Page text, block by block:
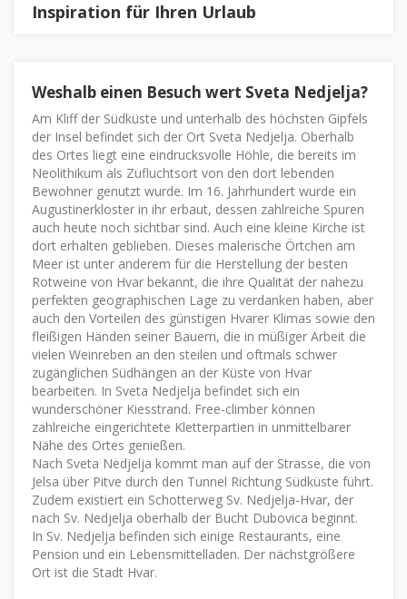
Inspiration für Ihren Urlaub
Weshalb einen Besuch wert Sveta Nedjelja?
Am Kliff der Südküste und unterhalb des höchsten Gipfels
der Insel befindet sich der Ort Sveta Nedjelja. Oberhalb
des Ortes liegt eine eindrucksvolle Höhle, die bereits im
Neolithikum als Zufluchtsort von den dort lebenden
Bewohner genutzt wurde. Im 16. Jahrhundert wurde ein
Augustinerkloster in ihr erbaut, dessen zahlreiche Spuren
auch heute noch sichtbar sind. Auch eine kleine Kirche ist
dort erhalten geblieben. Dieses malerische Örtchen am
Meer ist unter anderem für die Herstellung der besten
Rotweine von Hvar bekannt, die ihre Qualität der nahezu
perfekten geographischen Lage zu verdanken haben, aber
auch den Vorteilen des günstigen Hvarer Klimas sowie den
fleißigen Händen seiner Bauern, die in müßiger Arbeit die
vielen Weinreben an den steilen und oftmals schwer
zugänglichen Südhängen an der Küste von Hvar
bearbeiten. In Sveta Nedjelja befindet sich ein
wunderschöner Kiesstrand. Free-climber können
zahlreiche eingerichtete Kletterpartien in unmittelbarer
Nähe des Ortes genießen.
Nach Sveta Nedjelja kommt man auf der Strasse, die von
Jelsa über Pitve durch den Tunnel Richtung Südküste führt.
Zudem existiert ein Schotterweg Sv. Nedjelja-Hvar, der
nach Sv. Nedjelja oberhalb der Bucht Dubovica beginnt.
In Sv. Nedjelja befinden sich einige Restaurants, eine
Pension und ein Lebensmittelladen. Der nächstgrößere
Ort ist die Stadt Hvar.